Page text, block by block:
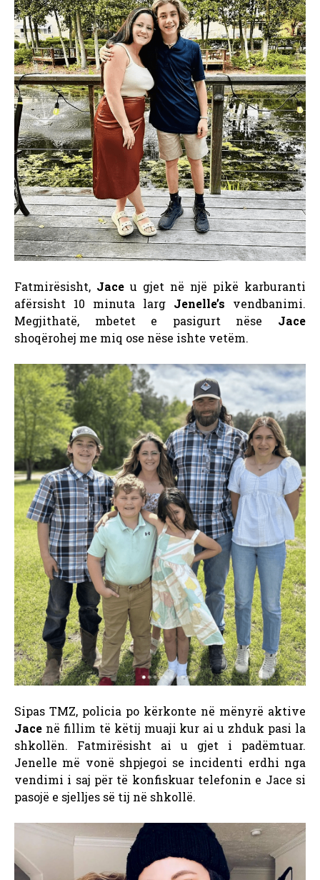
Fatmirësisht, Jace u gjet në një pikë karburanti
afërsisht 10 minuta larg Jenelle’s vendbanimi.
Megjithatë, mbetet e pasigurt nëse Jace
shoqërohej me miq ose nëse ishte vetëm.
Sipas TMZ, policia po kërkonte në mënyrë aktive
Jace në fillim të këtij muaji kur ai u zhduk pasi la
shkollën. Fatmirësisht ai u gjet i padëmtuar.
Jenelle më vonë shpjegoi se incidenti erdhi nga
vendimi i saj për të konfiskuar telefonin e Jace si
pasojë e sjelljes së tij në shkollë.